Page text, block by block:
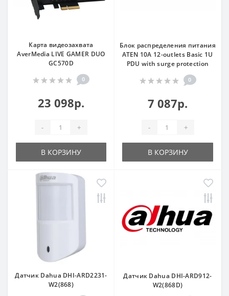
Карта видеозахвата
AverMedia LIVE GAMER DUO
GC570D
0
23 098р.
- +
В КОРЗИНУ
Блок распределения питания
ATEN 10A 12-outlets Basic 1U
PDU with surge protection
0
7 087р.
- +
В КОРЗИНУ
Датчик Dahua DHI-ARD2231-
W2(868)
Датчик Dahua DHI-ARD912-
W2(868D)